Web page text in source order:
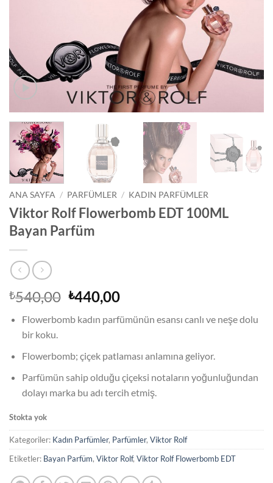
ANA SAYFA / PARFÜMLER / KADIN PARFÜMLER
Viktor Rolf Flowerbomb EDT 100ML
Bayan Parfüm
₺540,00 Orijinal
fiyat:
₺540,00.
₺440,00Şu
fiyat:
Flowerbomb kadın parfümünün esansı canlı ve neşe dolu
bir koku.
Flowerbomb; çiçek patlaması anlamına geliyor.
Parfümün sahip olduğu çiçeksi notaların yoğunluğundan
dolayı marka bu adı tercih etmiş.
Stokta yok
Kategoriler: Kadın Parfümler, Parfümler, Viktor Rolf
Etiketler: Bayan Parfüm, Viktor Rolf, Viktor Rolf Flowerbomb EDT